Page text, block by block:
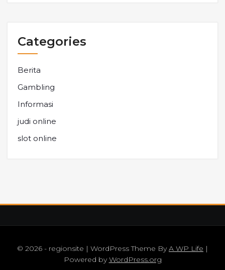
Categories
Berita
Gambling
Informasi
judi online
slot online
© 2026 - regionsite | WordPress Theme ByA WP Life |
Powered byWordPress.org